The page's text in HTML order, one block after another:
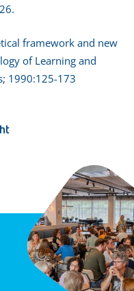
framework and new
of Learning and
1990:125-173